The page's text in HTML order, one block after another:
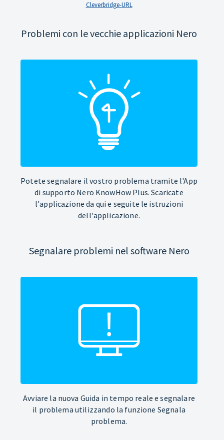
Cleverbridge-URL
Problemi con le vecchie applicazioni Nero
Potete segnalare il vostro problema tramite l'App
di supporto Nero KnowHow Plus. Scaricate
l'applicazione da qui e seguite le istruzioni
dell'applicazione.
Segnalare problemi nel software Nero
Avviare la nuova Guida in tempo reale e segnalare
il problema utilizzando la funzione Segnala
problema.